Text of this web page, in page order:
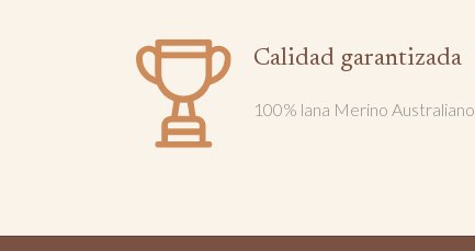
Calidad garantizada
100% lana Merino Australiano